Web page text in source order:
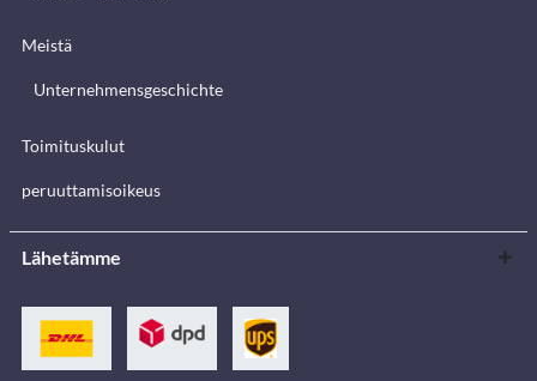
Meistä
Unternehmensgeschichte
Toimituskulut
peruuttamisoikeus
Lähetämme